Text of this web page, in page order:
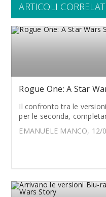
ARTICOLI CORRELATI
Rogue One: A Star
Il confronto tra le
per le seconda,
EMANUELE MANCO, 12/